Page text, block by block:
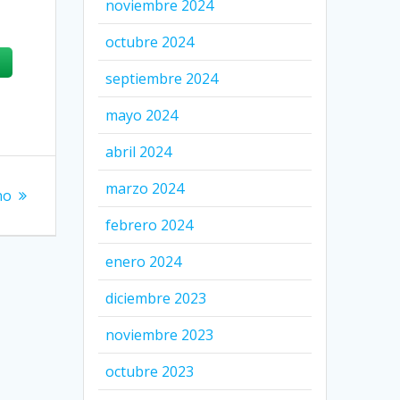
noviembre 2024
octubre 2024
septiembre 2024
mayo 2024
abril 2024
marzo 2024
febrero 2024
enero 2024
diciembre 2023
noviembre 2023
octubre 2023